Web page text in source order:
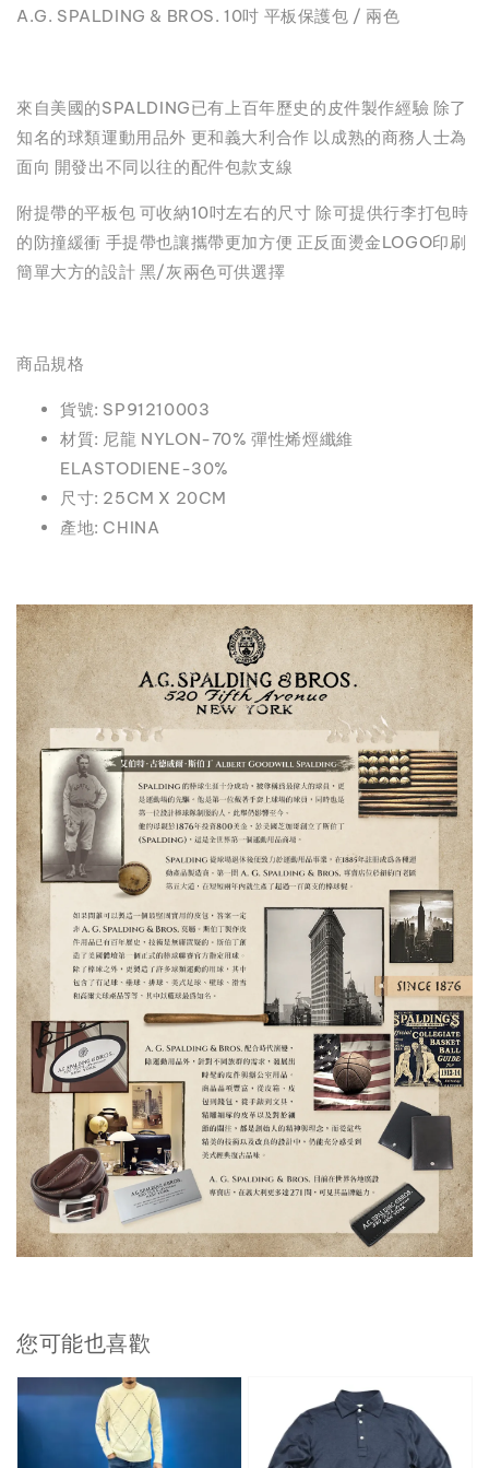
A.G. SPALDING & BROS. 10吋 平板保護包 / 兩色
來自美國的SPALDING已有上百年歷史的皮件製作經驗 除了
知名的球類運動用品外 更和義大利合作 以成熟的商務人士為
面向 開發出不同以往的配件包款支線
附提帶的平板包 可收納10吋左右的尺寸 除可提供行李打包時
的防撞緩衝 手提帶也讓攜帶更加方便 正反面燙金LOGO印刷
簡單大方的設計 黑/灰兩色可供選擇
商品規格
貨號: SP91210003
材質: 尼龍 NYLON-70% 彈性烯烴纖維
ELASTODIENE-30%
尺寸: 25CM X 20CM
產地: CHINA
您可能也喜歡